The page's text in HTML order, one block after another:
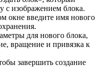
с изображением блока.
окне введите имя нового
для нового блока,
вращение и привязка к
завершить создание